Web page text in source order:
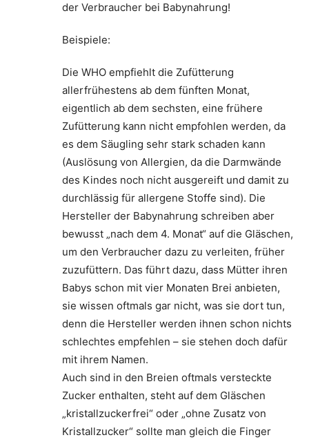
der Verbraucher bei Babynahrung!
Beispiele:
Die WHO empfiehlt die Zufütterung
allerfrühestens ab dem fünften Monat,
eigentlich ab dem sechsten, eine frühere
Zufütterung kann nicht empfohlen werden, da
es dem Säugling sehr stark schaden kann
(Auslösung von Allergien, da die Darmwände
des Kindes noch nicht ausgereift und damit zu
durchlässig für allergene Stoffe sind). Die
Hersteller der Babynahrung schreiben aber
bewusst „nach dem 4. Monat“ auf die Gläschen,
um den Verbraucher dazu zu verleiten, früher
zuzufüttern. Das führt dazu, dass Mütter ihren
Babys schon mit vier Monaten Brei anbieten,
sie wissen oftmals gar nicht, was sie dort tun,
denn die Hersteller werden ihnen schon nichts
schlechtes empfehlen – sie stehen doch dafür
mit ihrem Namen.
Auch sind in den Breien oftmals versteckte
Zucker enthalten, steht auf dem Gläschen
„kristallzuckerfrei“ oder „ohne Zusatz von
Kristallzucker“ sollte man gleich die Finger